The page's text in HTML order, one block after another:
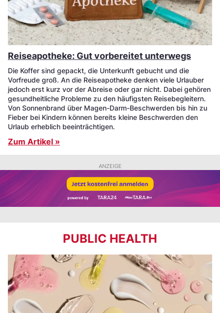
Reiseapotheke: Gut vorbereitet unterwegs
Die Koffer sind gepackt, die Unterkunft gebucht und die
Vorfreude groß. An die Reiseapotheke denken viele Urlauber
jedoch erst kurz vor der Abreise oder gar nicht. Dabei gehören
gesundheitliche Probleme zu den häufigsten Reisebegleitern.
Von Sonnenbrand über Magen-Darm-Beschwerden bis hin zu
Fieber bei Kindern können bereits kleine Beschwerden den
Urlaub erheblich beeinträchtigen.
Zum Artikel »
ANZEIGE
PUBLIC HEALTH